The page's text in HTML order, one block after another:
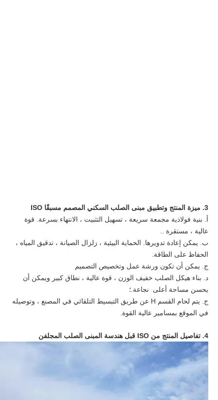
3. ميزة المنتج وتطبيق مبنى الصلب السكني المصمم مسبقًا ISO
أ. بنية فولاذية مجمعة سريعة ، تسهيل التثبيت ، الانتهاء بسرعة. قوة
عالية ، مستقرة ..
ب. يمكن إعادة تدويرها. الحماية البيئية ، زلزال الصيانة ، تدقيق المياه ،
الحفاظ على الطاقة.
ج. يمكن أن تكون ورشة عمل وتخصيص التصميم
د. بناء هيكل الصلب خفيف الوزن ، قوة عالية ، نطاق كبير ويمكن أن
يحسن مساحة أعلى نجاعة.؛
ج. يتم لحام القسم H عن طريق التبسيط التلقائي في المصنع ، وتوصيله
في الموقع بمسامير عالية القوة.
4. تفاصيل المنتج من ISO قبل هندسة المبنى الصلب المجلفن